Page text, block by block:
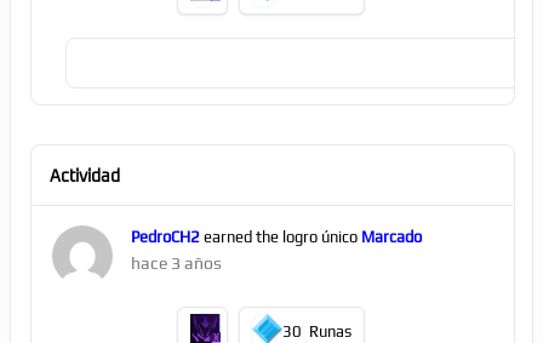
Actividad
PedroCH2earned the logro único Marcado
hace 3 años
30 Runas